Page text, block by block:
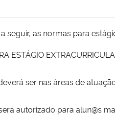
seguir, as normas para
ESTÁGIO
ser nas áreas de
autorizado para alun@s